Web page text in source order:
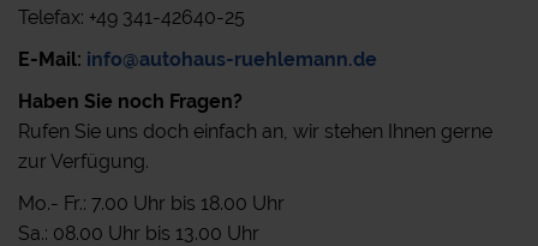
Telefax: +49 341-42640-25
E-Mail: info@autohaus-ruehlemann.de
Haben Sie noch Fragen?
Rufen Sie uns doch einfach an, wir stehen Ihnen gerne
zur Verfügung.
Mo.- Fr.: 7.00 Uhr bis 18.00 Uhr
Sa.: 08.00 Uhr bis 13.00 Uhr